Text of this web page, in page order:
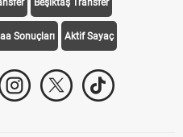
Beşiktaş Transfer
Sonuçları Aktif Sayaç